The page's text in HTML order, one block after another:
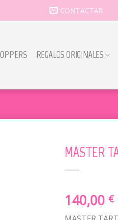
CONTACTAR
REGALOS ORIGINALES
MASTER
140,00 €